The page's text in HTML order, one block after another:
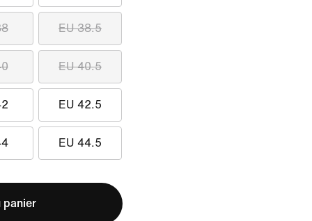
EU 38.5
EU 40.5
EU 42.5
EU 44.5
panier